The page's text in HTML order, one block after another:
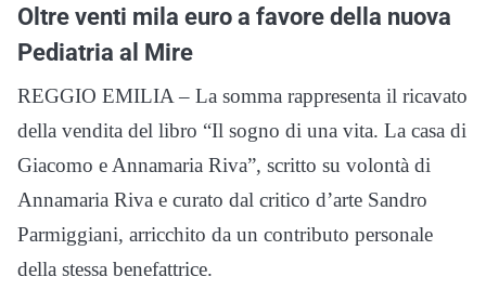
Oltre venti mila euro a favore della nuova
Pediatria al Mire
REGGIO EMILIA – La somma rappresenta il ricavato
della vendita del libro “Il sogno di una vita. La casa di
Giacomo e Annamaria Riva”, scritto su volontà di
Annamaria Riva e curato dal critico d’arte Sandro
Parmiggiani, arricchito da un contributo personale
della stessa benefattrice.